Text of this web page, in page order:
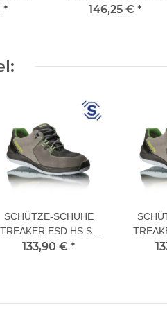
*
ESD KH S3
146,25 € *
SCHÜTZE-SCHUHE
TREAKER ESD HS S3
40 L
133,90 € *